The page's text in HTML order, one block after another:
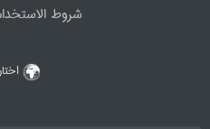
شروط